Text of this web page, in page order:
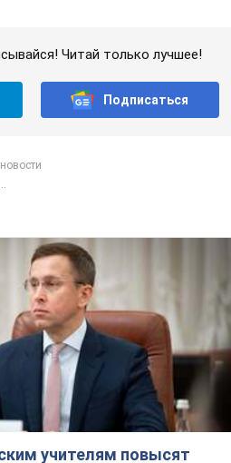
Читай только лучшее!
Подписаться
учителям повысят